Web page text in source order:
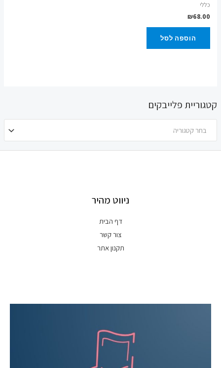
קטגוריית פלייבקים
בחר קטגוריה
כללי
₪68.00
הוספה לסל
ניווט מהיר
דף הבית
צור קשר
תקנון אתר